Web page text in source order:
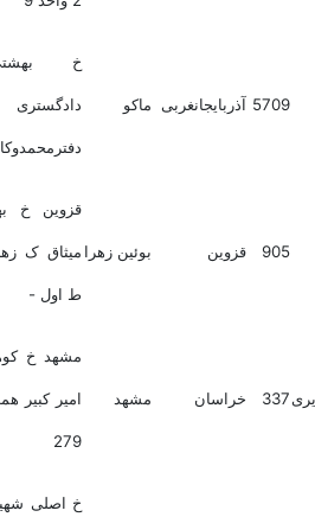
آذربایجانغربی ماکو
خ بهشتی-روبروی
دادگستری ماکو-
دفترمحمدوکالتی
قزوین بوئین زهرا
قزوین خ بهشتی ک
میثاق ک زهره پ 12
خراسان مشهد
مشهد خ کوهسنگی خ
امیر کبیر همت 8 پلاک
خ اصلی شهید مطهری